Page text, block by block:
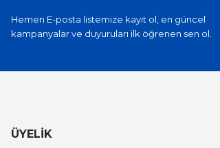
Hemen E-posta listemize kayıt ol, en güncel
kampanyalar ve duyuruları ilk öğrenen sen ol.
ÜYELİK